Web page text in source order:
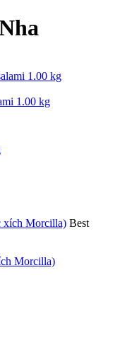
1.00 kg
Best
Morcilla)